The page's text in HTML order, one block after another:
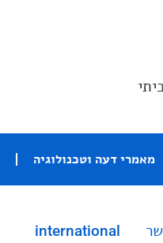
מאמרי דעה וטכנולוגיה
international